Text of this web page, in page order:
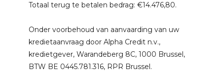
Totaal terug te betalen bedrag: €14.476,80.
Onder voorbehoud van aanvaarding van uw
kredietaanvraag door Alpha Credit n.v.,
kredietgever, Warandeberg 8C, 1000 Brussel,
BTW BE 0445.781.316, RPR Brussel.